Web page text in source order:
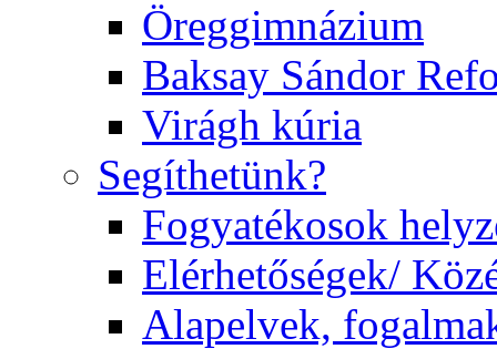
Öreggimnázium
Baksay Sándor
Virágh kúria
Segíthetünk?
Fogyatékosok
Elérhetőségek/
Alapelvek,